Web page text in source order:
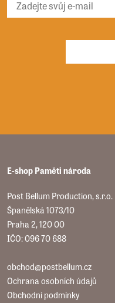
E-shop Paměti národa
Post Bellum Production, s.r.o.
Španělská 1073/10
Praha 2, 120 00
IČO: 096 70 688
obchod@postbellum.cz
Ochrana osobních údajů
Obchodní podmínky